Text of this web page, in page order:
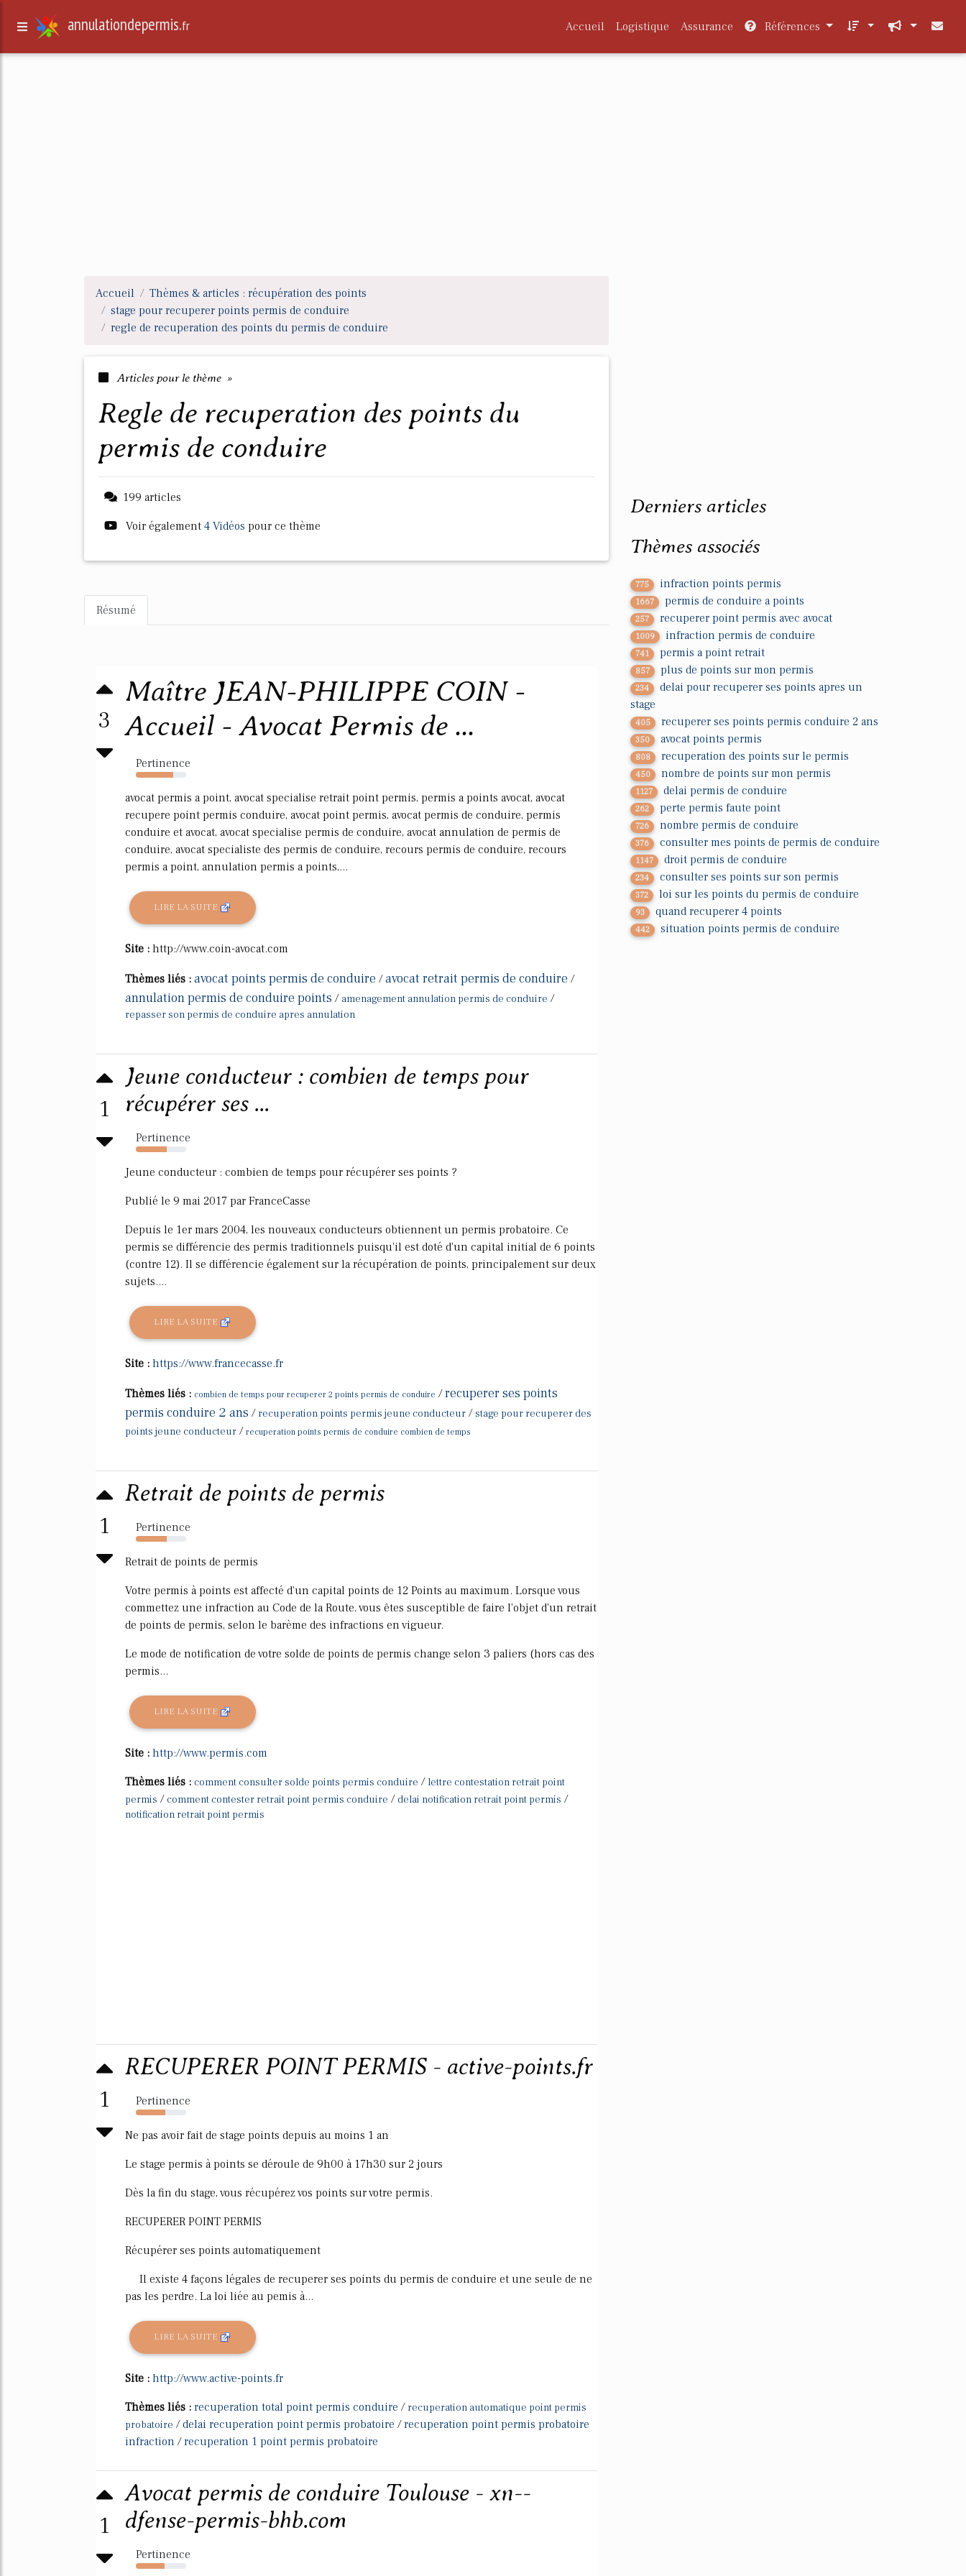
annulationdepermis.fr Accueil Logistique Assurance Références
Accueil
Thèmes & articles : récupération des points
stage pour recuperer points permis de conduire
regle de recuperation des points du permis de conduire
Articles pour le thème »
regle de recuperation des points du
permis de conduire
199 articles
Voir également 4 Vidéos pour ce thème
Résumé
3
Maître JEAN-PHILIPPE COIN -
Accueil - Avocat Permis de ...
Pertinence
74%
avocat permis a point, avocat specialise retrait point permis, permis a points avocat, avocat
recupere point permis conduire, avocat point permis, avocat permis de conduire, permis
conduire et avocat, avocat specialise permis de conduire, avocat annulation de permis de
conduire, avocat specialiste des permis de conduire, recours permis de conduire, recours
permis a point, annulation permis a points,...
LIRE LA SUITE
Site : http://www.coin-avocat.com
Thèmes liés : avocat points permis de conduire /avocat retrait permis de conduire /
annulation permis de conduire points / amenagement annulation permis de conduire /
repasser son permis de conduire apres annulation
1
Jeune conducteur : combien de temps pour
récupérer ses ...
Pertinence
62%
Jeune conducteur : combien de temps pour récupérer ses points ?
Publié le 9 mai 2017 par FranceCasse
Depuis le 1er mars 2004, les nouveaux conducteurs obtiennent un permis probatoire. Ce
permis se différencie des permis traditionnels puisqu'il est doté d'un capital initial de 6 points
(contre 12). Il se différencie également sur la récupération de points, principalement sur deux
sujets....
LIRE LA SUITE
Site : https://www.francecasse.fr
Thèmes liés : combien de temps pour recuperer 2 points permis de conduire /recuperer ses points
permis conduire 2 ans / recuperation points permis jeune conducteur /stage pour recuperer des
points jeune conducteur / recuperation points permis de conduire combien de temps
1
Retrait de points de permis
Pertinence
61%
Retrait de points de permis
Votre permis à points est affecté d'un capital points de 12 Points au maximum. Lorsque vous
commettez une infraction au Code de la Route, vous êtes susceptible de faire l'objet d'un retrait
de points de permis, selon le barème des infractions en vigueur.
Le mode de notification de votre solde de points de permis change selon 3 paliers (hors cas des
permis...
LIRE LA SUITE
Site : http://www.permis.com
Thèmes liés : comment consulter solde points permis conduire / lettre contestation retrait point
permis / comment contester retrait point permis conduire / delai notification retrait point permis /
notification retrait point permis
1
RECUPERER POINT PERMIS - active-points.fr
Pertinence
58%
Ne pas avoir fait de stage points depuis au moins 1 an
Le stage permis à points se déroule de 9h00 à 17h30 sur 2 jours
Dès la fin du stage, vous récupérez vos points sur votre permis.
RECUPERER POINT PERMIS
Récupérer ses points automatiquement
Il existe 4 façons légales de recuperer ses points du permis de conduire et une seule de ne
pas les perdre. La loi liée au pemis à...
LIRE LA SUITE
Site : http://www.active-points.fr
Thèmes liés : recuperation total point permis conduire / recuperation automatique point permis
probatoire /delai recuperation point permis probatoire /recuperation point permis probatoire
infraction /recuperation 1 point permis probatoire
1
Avocat permis de conduire Toulouse - xn--
dfense-permis-bhb.com
Pertinence
57%
Derniers articles
Thèmes associés
775 infraction points permis
1667 permis de conduire a points
257 recuperer point permis avec avocat
1009 infraction permis de conduire
741 permis a point retrait
857 plus de points sur mon permis
234
delai pour recuperer ses points apres un
stage
405 recuperer ses points permis conduire 2 ans
350 avocat points permis
808 recuperation des points sur le permis
450 nombre de points sur mon permis
1127 delai permis de conduire
262 perte permis faute point
726 nombre permis de conduire
376 consulter mes points de permis de conduire
1147 droit permis de conduire
234 consulter ses points sur son permis
372 loi sur les points du permis de conduire
93 quand recuperer 4 points
442 situation points permis de conduire